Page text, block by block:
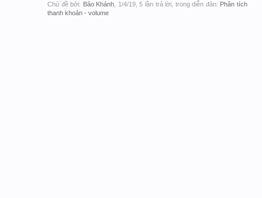
Chủ đề bởi: Bảo Khánh 1/4/19, 5 lần trả lời, trong diễn đàn: Phân tích
thanh khoản - volume